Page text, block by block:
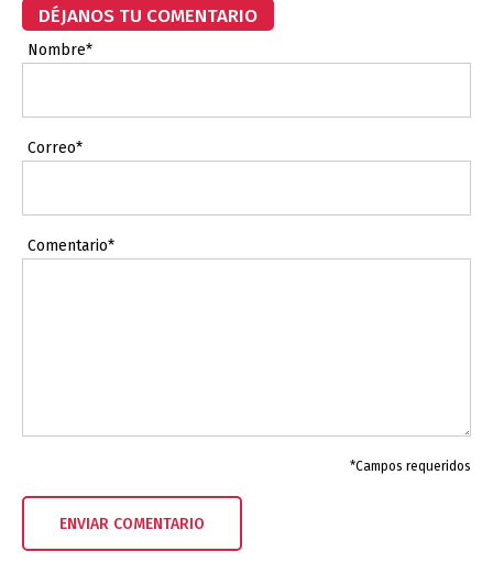
DÉJANOS TU COMENTARIO
Nombre*
Correo*
Comentario*
*Campos requeridos